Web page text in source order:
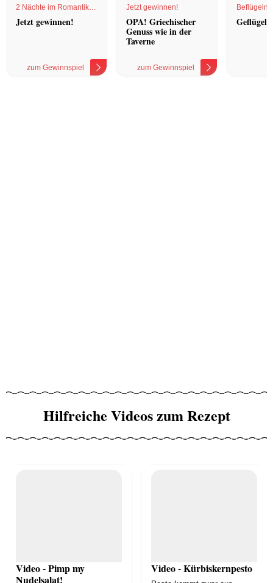
2 Nächte im Romantik
Hotel
Jetzt gewinnen!
zum Gewinnspiel
Jetzt gewinnen!
OPA! Griechischer
Genuss wie in der
Taverne
zum Gewinnspiel
Geflügel
Hilfreiche Videos zum Rezept
Video - Pimp my
Nudelsalat!
Video - Kürbiskernpesto